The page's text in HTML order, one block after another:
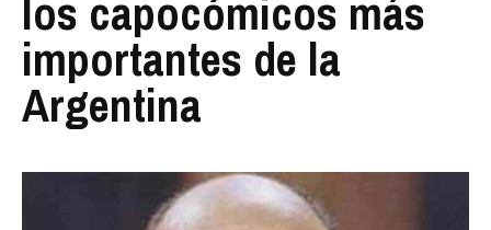
los capocómicos más
importantes de la
Argentina